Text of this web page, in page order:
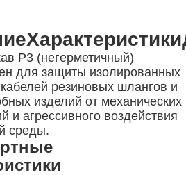
Характеристики
Р3 (негерметичный)
для защиты изолированных
резиновых шлангов и
изделий от механических
и агрессивного воздействия
среды.